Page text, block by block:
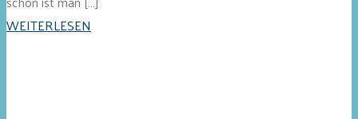
WEITERLESEN